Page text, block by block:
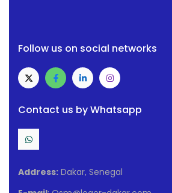
Follow us on social networks
Contact us by Whatsapp
Address: Dakar, Senegal